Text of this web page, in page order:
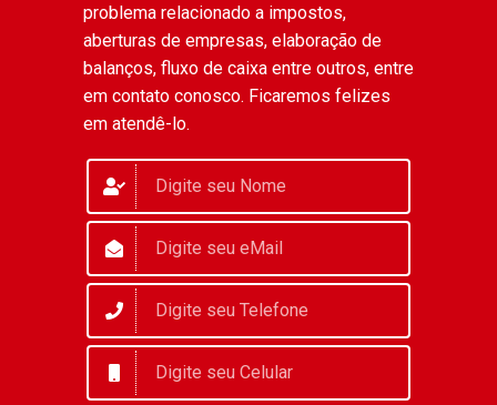
problema relacionado a impostos,
aberturas de empresas, elaboração de
balanços, fluxo de caixa entre outros, entre
em contato conosco. Ficaremos felizes
em atendê-lo.